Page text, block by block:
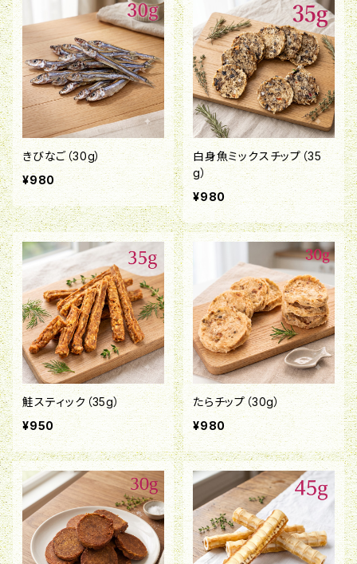
きびなご（30g）
¥980
白身魚ミックスチップ（35
g）
¥980
鮭スティック（35g）
¥950
たらチップ（30g）
¥980